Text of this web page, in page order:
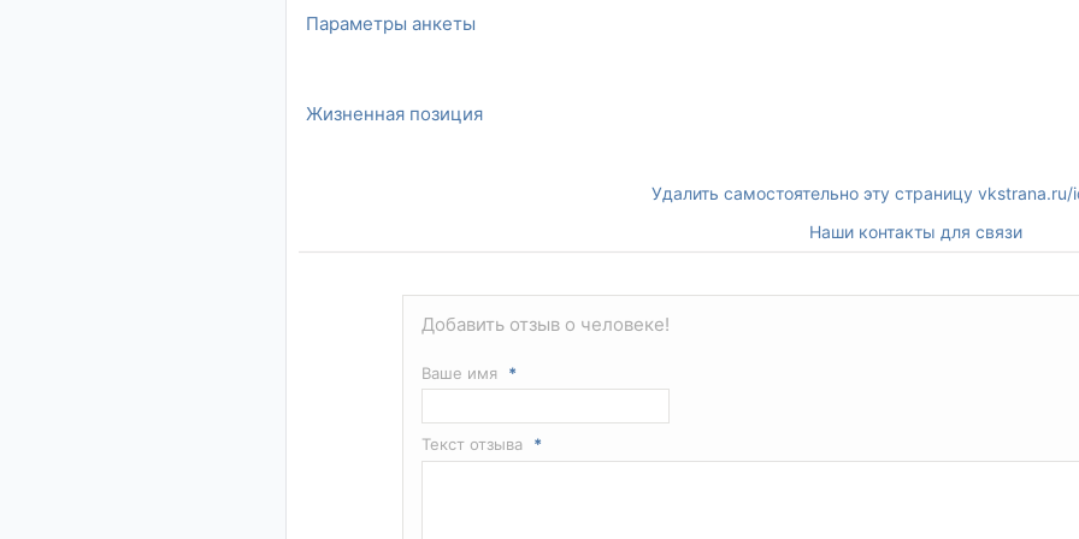
Параметры анкеты
Жизненная позиция
Удалить самостоятельно эту страницу
Наши контакты для связи
Добавить отзыв о человеке!
Ваше имя *
Текст отзыва *